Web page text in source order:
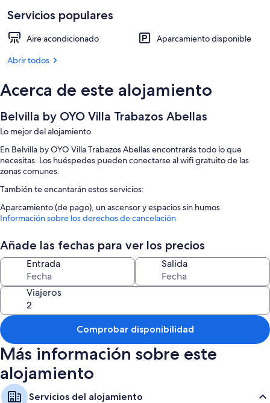
Servicios populares
Aire acondicionado
Aparcamiento disponible
Abrir todos
Acerca de este alojamiento
Belvilla by OYO Villa Trabazos Abellas
Lo mejor del alojamiento
En Belvilla by OYO Villa Trabazos Abellas encontrarás todo lo que
necesitas. Los huéspedes pueden conectarse al wifi gratuito de las
zonas comunes.
También te encantarán estos servicios:
Aparcamiento (de pago), un ascensor y espacios sin humos
Todas las habitaciones de Belvilla by OYO Villa Trabazos Abellas
disponen de comodidades como aire acondicionado.
Además, otros de los servicios de los que disfrutarás en todas las
habitaciones incluyen:
Balcones y calefacción
Información sobre los derechos de cancelación
Añade las fechas para ver los precios
Entrada Salida
Viajeros
Comprobar disponibilidad
Más información sobre este
alojamiento
Servicios del alojamiento